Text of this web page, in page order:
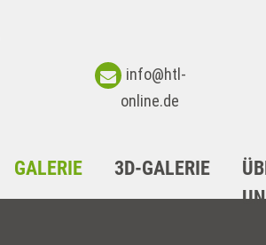
info@htl-
online.de
GALERIE 3D-GALERIE